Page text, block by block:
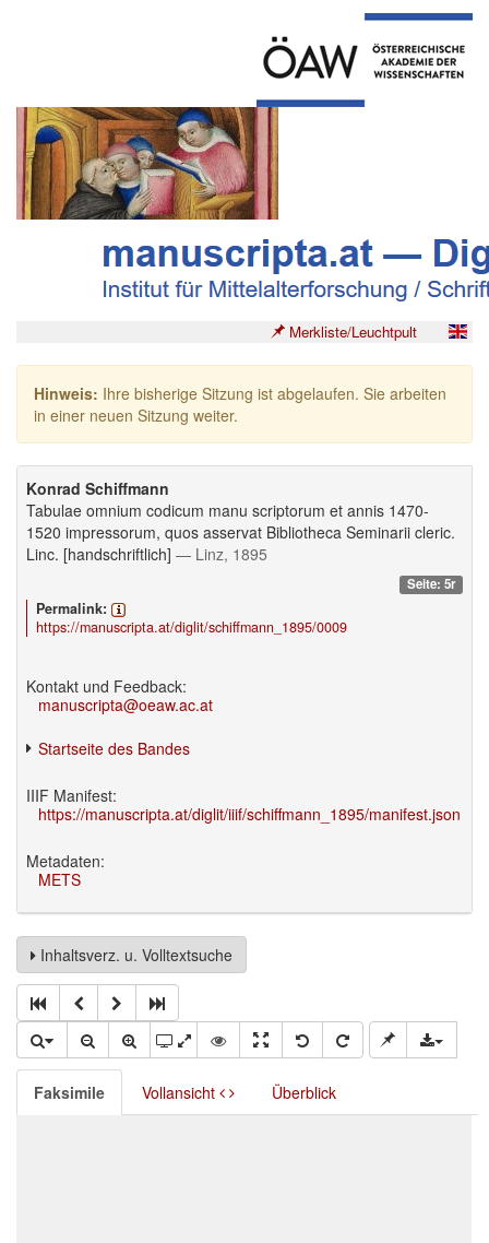
Merkliste/Leuchtpult
Hinweis: Ihre bisherige Sitzung ist abgelaufen. Sie arbeiten
in einer neuen Sitzung weiter.
Konrad Schiffmann
Tabulae omnium codicum manu scriptorum et annis 1470-
1520 impressorum, quos asservat Bibliotheca Seminarii cleric.
Linc. [handschriftlich] — Linz, 1895
Seite: 5r
Permalink:
https://manuscripta.at/diglit/schiffmann_1895/0009
Kontakt und Feedback:
manuscripta@oeaw.ac.at
Startseite des Bandes
IIIF Manifest:
https://manuscripta.at/diglit/iiif/schiffmann_1895/manifest.json
Metadaten:
METS
Inhaltsverz. u. Volltextsuche
Faksimile Vollansicht Überblick